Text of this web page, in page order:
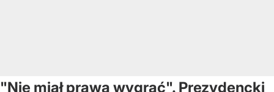
"Nie miał prawa wygrać". Prezydencki